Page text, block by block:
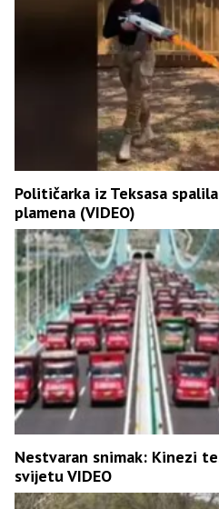
Političarka iz Teksasa
plamena (VIDEO)
Nestvaran snimak: Kinezi
svijetu VIDEO